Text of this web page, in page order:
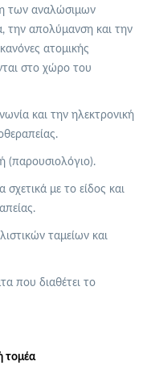
των αναλώσιμων
την απολύμανση και την
ατομικής
στο χώρο του
και την ηλεκτρονική
(παρουσιολόγιο).
σχετικά με το είδος και
ταμείων και
που διαθέτει το
τομέα